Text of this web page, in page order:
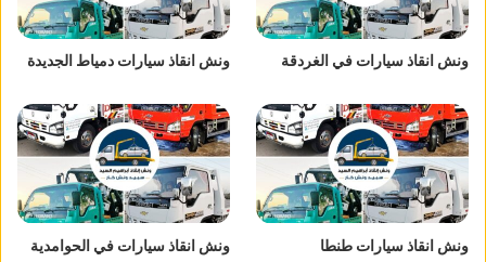
ونش انقاذ سيارات في الغردقة ونش انقاذ سيارات دمياط الجديدة
ونش انقاذ سيارات طنطا ونش انقاذ سيارات في الحوامدية